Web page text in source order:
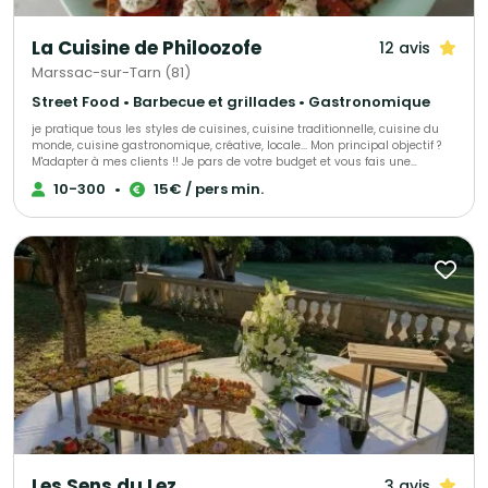
La Cuisine de Philoozofe 12 avis
Marssac-sur-Tarn (81)
Street Food • Barbecue et grillades • Gastronomique
je pratique tous les styles de cuisines, cuisine traditionnelle, cuisine du
monde, cuisine gastronomique, créative, locale... Mon principal objectif ?
M'adapter à mes clients !! Je pars de votre budget et vous fais une
proposition personnalisée pour que votre évènement soit à votre image et
réussi, quelque soit vos possibilités !
10-300 • 15€ / pers min.